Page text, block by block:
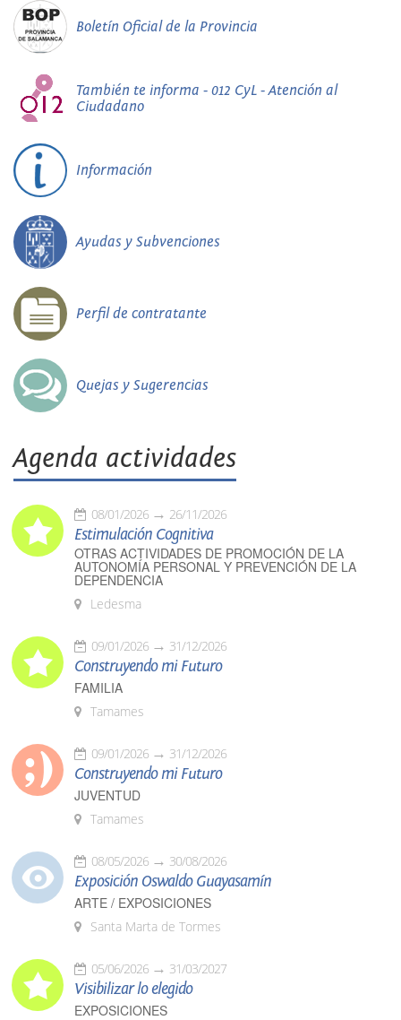
Boletín Oficial de la Provincia
También te informa - 012 CyL - Atención al
Ciudadano
Información
Ayudas y Subvenciones
Perfil de contratante
Quejas y Sugerencias
Agenda actividades
08/01/2026 26/11/2026
Estimulación Cognitiva
OTRAS ACTIVIDADES DE PROMOCIÓN DE LA
AUTONOMÍA PERSONAL Y PREVENCIÓN DE LA
DEPENDENCIA
Ledesma
09/01/2026 31/12/2026
Construyendo mi Futuro
FAMILIA
Tamames
09/01/2026 31/12/2026
Construyendo mi Futuro
JUVENTUD
Tamames
08/05/2026 30/08/2026
Exposición Oswaldo Guayasamín
ARTE / EXPOSICIONES
Santa Marta de Tormes
05/06/2026 31/03/2027
Visibilizar lo elegido
EXPOSICIONES